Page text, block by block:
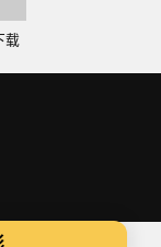
载
司 版权所有